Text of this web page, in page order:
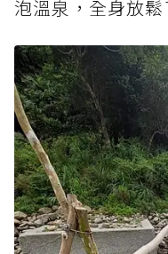
泡溫泉，全身放